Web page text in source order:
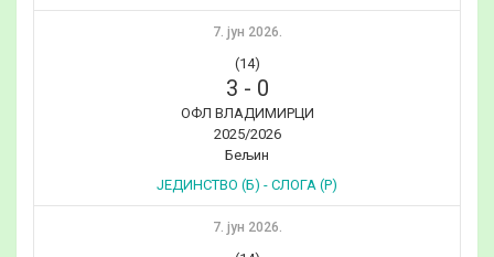
7. јун 2026.
(14)
3 - 0
ОФЛ ВЛАДИМИРЦИ
2025/2026
Бељин
ЈЕДИНСТВО (Б) - СЛОГА (Р)
7. јун 2026.